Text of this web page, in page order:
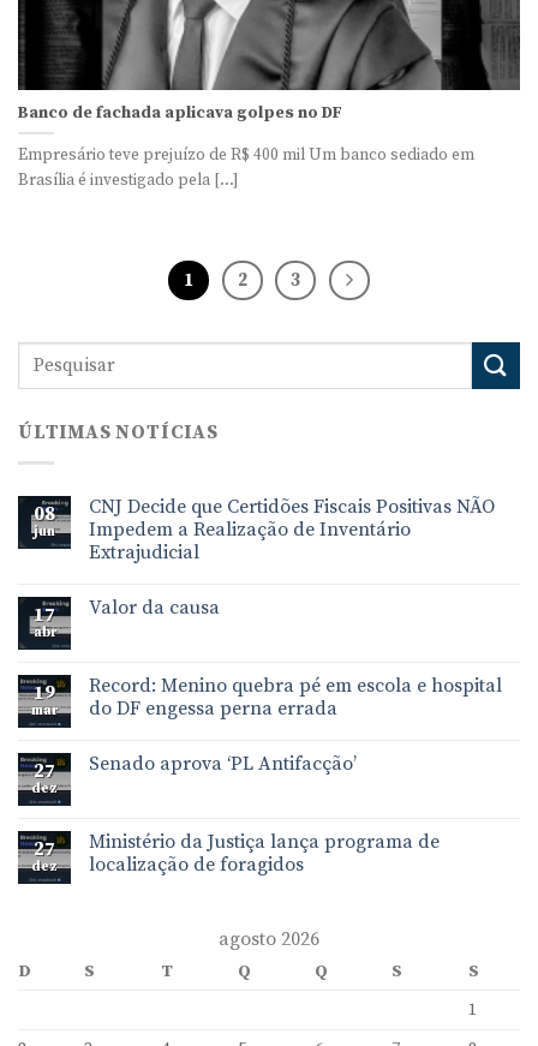
Banco de fachada aplicava golpes no DF
Empresário teve prejuízo de R$ 400 mil Um banco sediado em
Brasília é investigado pela [...]
1 2 3
ÚLTIMAS NOTÍCIAS
08
jun
CNJ Decide que Certidões Fiscais Positivas NÃO
Impedem a Realização de Inventário
Extrajudicial
17
abr
Valor da causa
19
mar
Record: Menino quebra pé em escola e hospital
do DF engessa perna errada
27
dez
Senado aprova ‘PL Antifacção’
27
dez
Ministério da Justiça lança programa de
localização de foragidos
agosto 2026
D S T Q Q S
S
1